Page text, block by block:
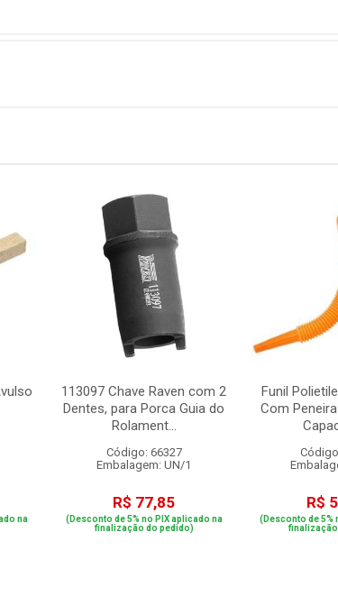
na
113097 Chave Raven com 2
Dentes, para Porca Guia do
Rolament...
Código: 66327
Embalagem: UN/1
R$ 77,85
(Desconto de 5% no PIX aplicado na
finalização do pedido)
Funil
Com
R$
(Desconto de 5%